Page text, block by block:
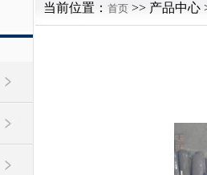
当前位置： 首页 >> 产品中心